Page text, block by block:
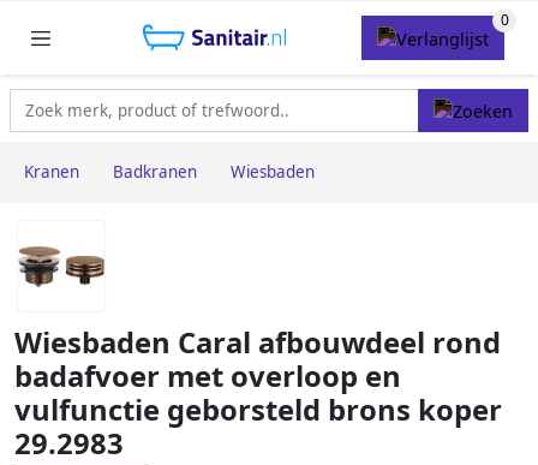
Kranen Badkranen Wiesbaden
Wiesbaden Caral afbouwdeel rond
badafvoer met overloop en
vulfunctie geborsteld brons koper
29.2983